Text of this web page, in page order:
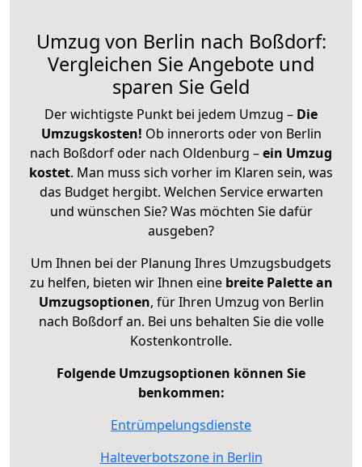
Umzug von Berlin nach Boßdorf:
Vergleichen Sie Angebote und
sparen Sie Geld
Der wichtigste Punkt bei jedem Umzug – Die
Umzugskosten! Ob innerorts oder von Berlin
nach Boßdorf oder nach Oldenburg –ein Umzug
kostet. Man muss sich vorher im Klaren sein, was
das Budget hergibt. Welchen Service erwarten
und wünschen Sie? Was möchten Sie dafür
ausgeben?
Um Ihnen bei der Planung Ihres Umzugsbudgets
zu helfen, bieten wir Ihnen eine breite Palette an
Umzugsoptionen, für Ihren Umzug von Berlin
nach Boßdorf an. Bei uns behalten Sie die volle
Kostenkontrolle.
Folgende Umzugsoptionen können Sie
benkommen:
Entrümpelungsdienste
Halteverbotszone in Berlin